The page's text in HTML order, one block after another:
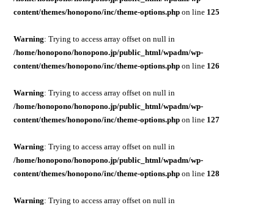
content/themes/honopono/inc/theme-options.phpon line 125
Warning: Trying to access array offset on null in
/home/honopono/honopono.jp/public_html/wpadm/wp-
content/themes/honopono/inc/theme-options.phpon line 126
Warning: Trying to access array offset on null in
/home/honopono/honopono.jp/public_html/wpadm/wp-
content/themes/honopono/inc/theme-options.phpon line 127
Warning: Trying to access array offset on null in
/home/honopono/honopono.jp/public_html/wpadm/wp-
content/themes/honopono/inc/theme-options.phpon line 128
Warning: Trying to access array offset on null in